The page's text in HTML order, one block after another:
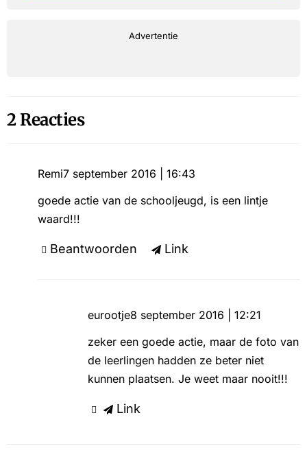
Advertentie
2 Reacties
Remi7 september 2016 | 16:43
goede actie van de schooljeugd, is een lintje
waard!!!
Beantwoorden Link
eurootje8 september 2016 | 12:21
zeker een goede actie, maar de foto van
de leerlingen hadden ze beter niet
kunnen plaatsen. Je weet maar nooit!!!
Link